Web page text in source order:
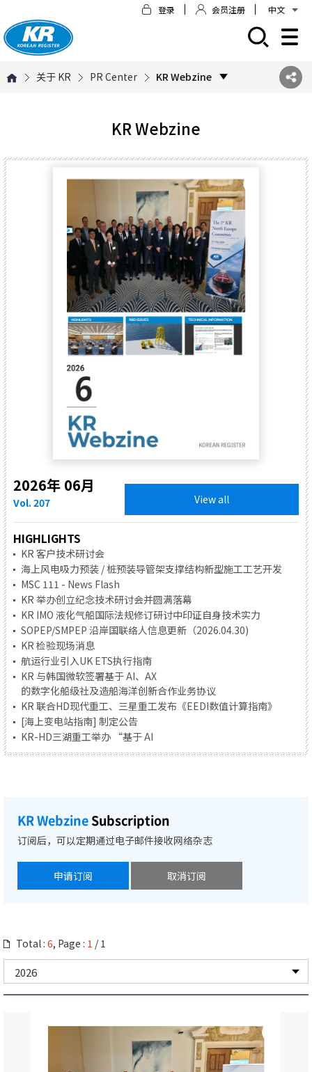
登录 会员注册 中文
关于 KR PR Center KR Webzine
KR Webzine
2026年 06月
Vol. 207 View all
HIGHLIGHTS
KR 客户技术研讨会
海上风电吸力预装 / 桩预装导管架支撑结构新型施工工艺开发
MSC 111 - News Flash
KR 举办创立纪念技术研讨会并圆满落幕
KR IMO 液化气船国际法规修订研讨中印证自身技术实力
SOPEP/SMPEP 沿岸国联络人信息更新（2026.04.30)
KR 检验现场消息
航运行业引入UK ETS执行指南
KR 与韩国微软签署基于 AI、AX
的数字化船级社及造船海洋创新合作业务协议
KR 联合HD现代重工、三星重工发布《EEDI数值计算指南》
[海上变电站指南] 制定公告
KR-HD三湖重工举办 “基于 AI
技术的设计与分析业务创新解决方案开发” 项目竣工签约仪式
KR 举办创立纪念技术研讨会并圆满落幕
KR IMO 液化气船国际法规修订研讨中印证自身技术实力
KR 与韩国微软签署基于 AI、AX
的数字化船级社及造船海洋创新合作业务协议
KR 联合HD现代重工、三星重工发布《EEDI数值计算指南》
3 级认证
TECHNICAL INFORMATION
海上风电吸力预装 / 桩预装导管架支撑结构新型施工工艺开发
NOTICE BOARD
SOPEP/SMPEP 沿岸国联络人信息更新（2026.04.30)
航运行业引入UK ETS执行指南
[海上变电站指南] 制定公告
KR WebzineSubscription
订阅后，可以定期通过电子邮件接收网络杂志
申请订阅 取消订阅
Total : 6, Page : 1 / 1